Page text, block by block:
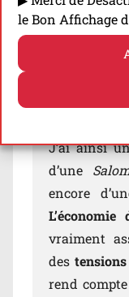
le Bon Affichage
à ce très
de la foulée.
profil de
J’ai ainsi
d’une
encore
vraiment
des
rend